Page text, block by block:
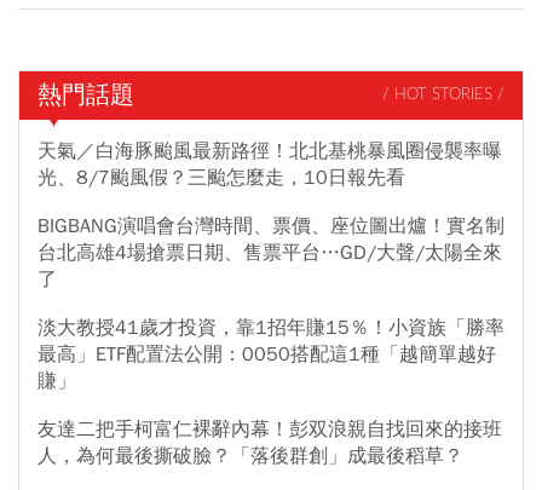
熱門話題 / HOT STORIES /
天氣／白海豚颱風最新路徑！北北基桃暴風圈侵襲率曝
光、8/7颱風假？三颱怎麼走，10日報先看
BIGBANG演唱會台灣時間、票價、座位圖出爐！實名制
台北高雄4場搶票日期、售票平台…GD/大聲/太陽全來
了
淡大教授41歲才投資，靠1招年賺15％！小資族「勝率
最高」ETF配置法公開：0050搭配這1種「越簡單越好
賺」
友達二把手柯富仁裸辭內幕！彭双浪親自找回來的接班
人，為何最後撕破臉？「落後群創」成最後稻草？